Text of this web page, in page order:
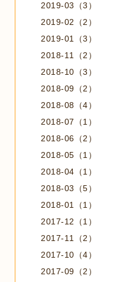
2019-03（3）
2019-02（2）
2019-01（3）
2018-11（2）
2018-10（3）
2018-09（2）
2018-08（4）
2018-07（1）
2018-06（2）
2018-05（1）
2018-04（1）
2018-03（5）
2018-01（1）
2017-12（1）
2017-11（2）
2017-10（4）
2017-09（2）